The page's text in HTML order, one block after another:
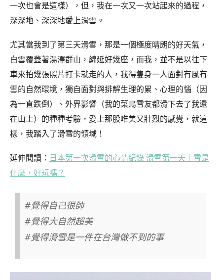
一次也會是這樣），但，我在一次又一次站起來的過程，
深深地、深深地愛上滑雪。
尤其當我到了第三天滑雪，那是一個極度晴朗的好天氣，
白雪覆蓋著湯澤群山，綿延好幾座，而我，並不是以往下
車來拍幾張照片打卡就走的人，我得隻身一人面對有風有
雪的自然環境，獨自面對與排解生理的累、心理的惱（因
為一直跌倒）、外界影響（我的菜鳥雪友都滑下去了我還
在山上）的種種考驗，愛上那股唯美又壯烈的感覺，就這
樣，我踏入了滑雪的領域！
延伸閱讀： 日本第一次滑雪的心情紀錄 滑雪第一天｜雪是
什麼，好玩嗎？
#覺得自己很帥
#覺得大自然超美
#覺得滑雪是一件在台灣做不到的事